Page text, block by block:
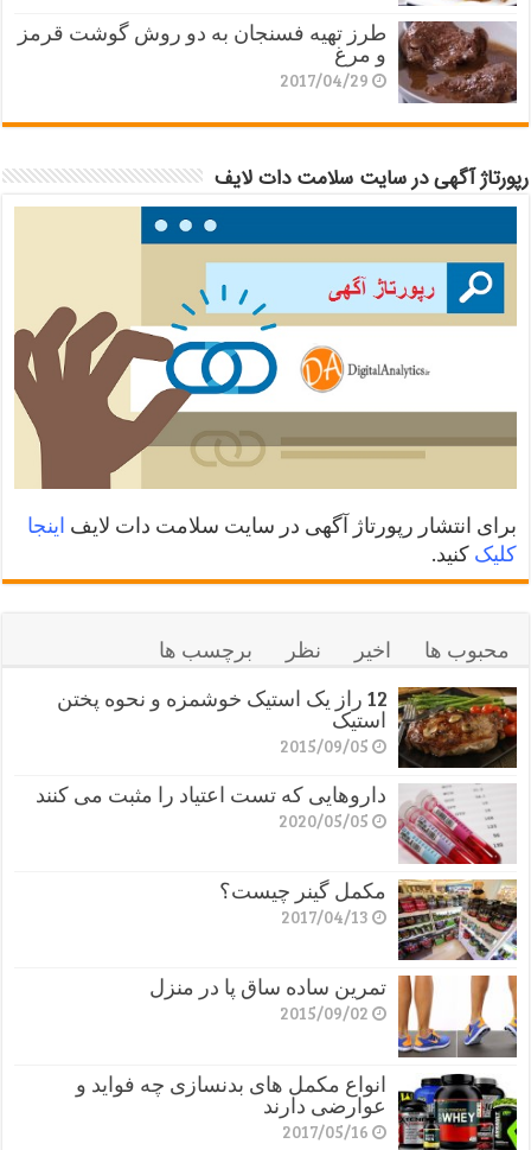
طرز تهیه فسنجان به دو روش گوشت قرمز
و مرغ
2017/04/29
رپورتاژ آگهی در سایت سلامت دات لایف
برای انتشار رپورتاژ آگهی در سایت سلامت دات لایف اینجا
کلیک کنید.
محبوب ها اخیر نظر
برچسب ها
12 راز یک استیک خوشمزه و نحوه پختن
استیک
2015/09/05
داروهایی که تست اعتیاد را مثبت می کنند
2020/05/05
مکمل گینر چیست؟
2017/04/13
تمرین ساده ساق پا در منزل
2015/09/02
انواع مکمل های بدنسازی چه فواید و
عوارضی دارند
2017/05/16